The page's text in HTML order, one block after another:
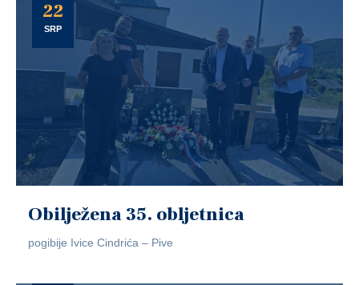
22
SRP
Obilježena 35. obljetnica
pogibije Ivice Cindrića – Pive